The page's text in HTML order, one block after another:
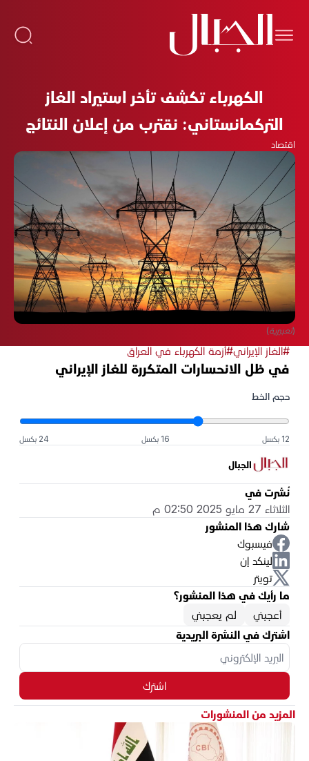
الكهرباء تكشف تأخر استيراد الغاز
التركمانستاني: نقترب من إعلان النتائج
اقتصاد
(تعبيرية)
#الغاز الإيراني#أزمة الكهرباء في العراق
في ظل الانحسارات المتكررة للغاز الإيراني
حجم الخط
12 بكسل 16 بكسل 24 بكسل
الجبال
نُشرت في
الثلاثاء 27 مايو 2025 02:50 م
شارك هذا المنشور
فيسبوك
لينكد إن
تويتر
ما رأيك في هذا المنشور؟
أعجبني
لم يعجبني
اشترك في النشرة البريدية
اشترك
المزيد من المنشورات